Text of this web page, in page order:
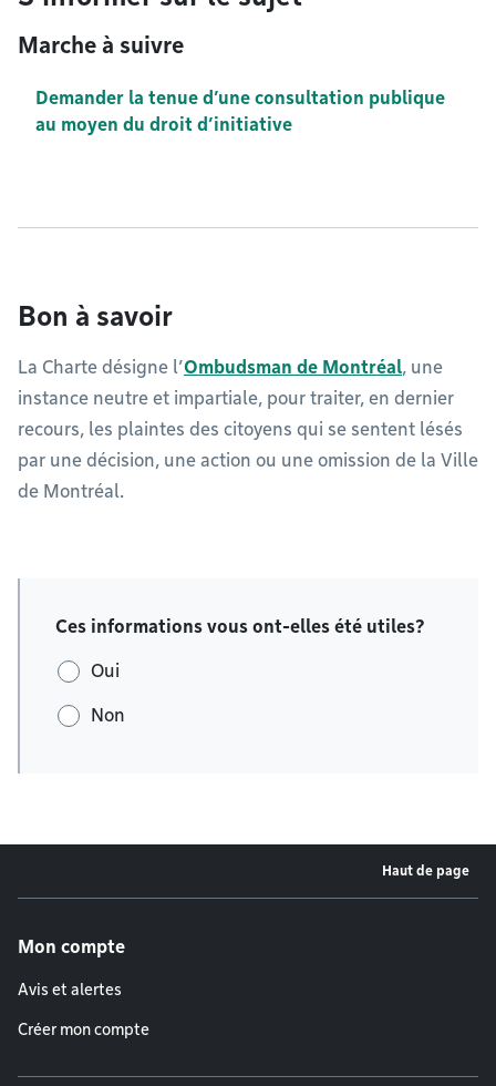
Marche à suivre
Demander la tenue d’une consultation publique
au moyen du droit d’initiative
Bon à savoir
La Charte désigne l’Ombudsman de Montréal, une
instance neutre et impartiale, pour traiter, en dernier
recours, les plaintes des citoyens qui se sentent lésés
par une décision, une action ou une omission de la Ville
de Montréal.
Ces informations vous ont-elles été utiles?
Oui
Non
Haut de page
Mon compte
Avis et alertes
Créer mon compte